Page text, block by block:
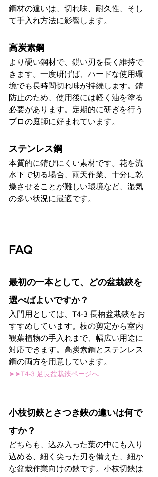
鋼材の違いは、切れ味、耐久性、そし
て手入れ方法に影響します。
高炭素鋼
より硬い鋼材で、鋭い刃を長く維持で
きます。一度研げば、ハードな使用環
境でも長時間切れ味が持続します。錆
防止のため、使用後には軽く油を塗る
必要があります。定期的に研ぎを行う
プロの庭師に好まれています。
ステンレス鋼
本質的に錆びにくい素材です。花を流
水下で切る場合、雨天作業、十分に乾
燥させることが難しい環境など、湿気
の多い状況に最適です。
FAQ
最初の一本として、どの盆栽鋏を
選べばよいですか？
入門用としては、T4-3 長柄盆栽鋏をお
すすめしています。枝の剪定から室内
観葉植物の手入れまで、幅広い用途に
対応できます。高炭素鋼とステンレス
鋼の両方を用意しています。
➤➤T4-3 足長盆栽鋏ページへ
小枝切鋏とさつき鋏の違いは何で
すか？
どちらも、込み入った葉の中にも入り
込める、細く尖った刃を備えた、細か
な盆栽作業向けの鋏です。小枝切鋏は